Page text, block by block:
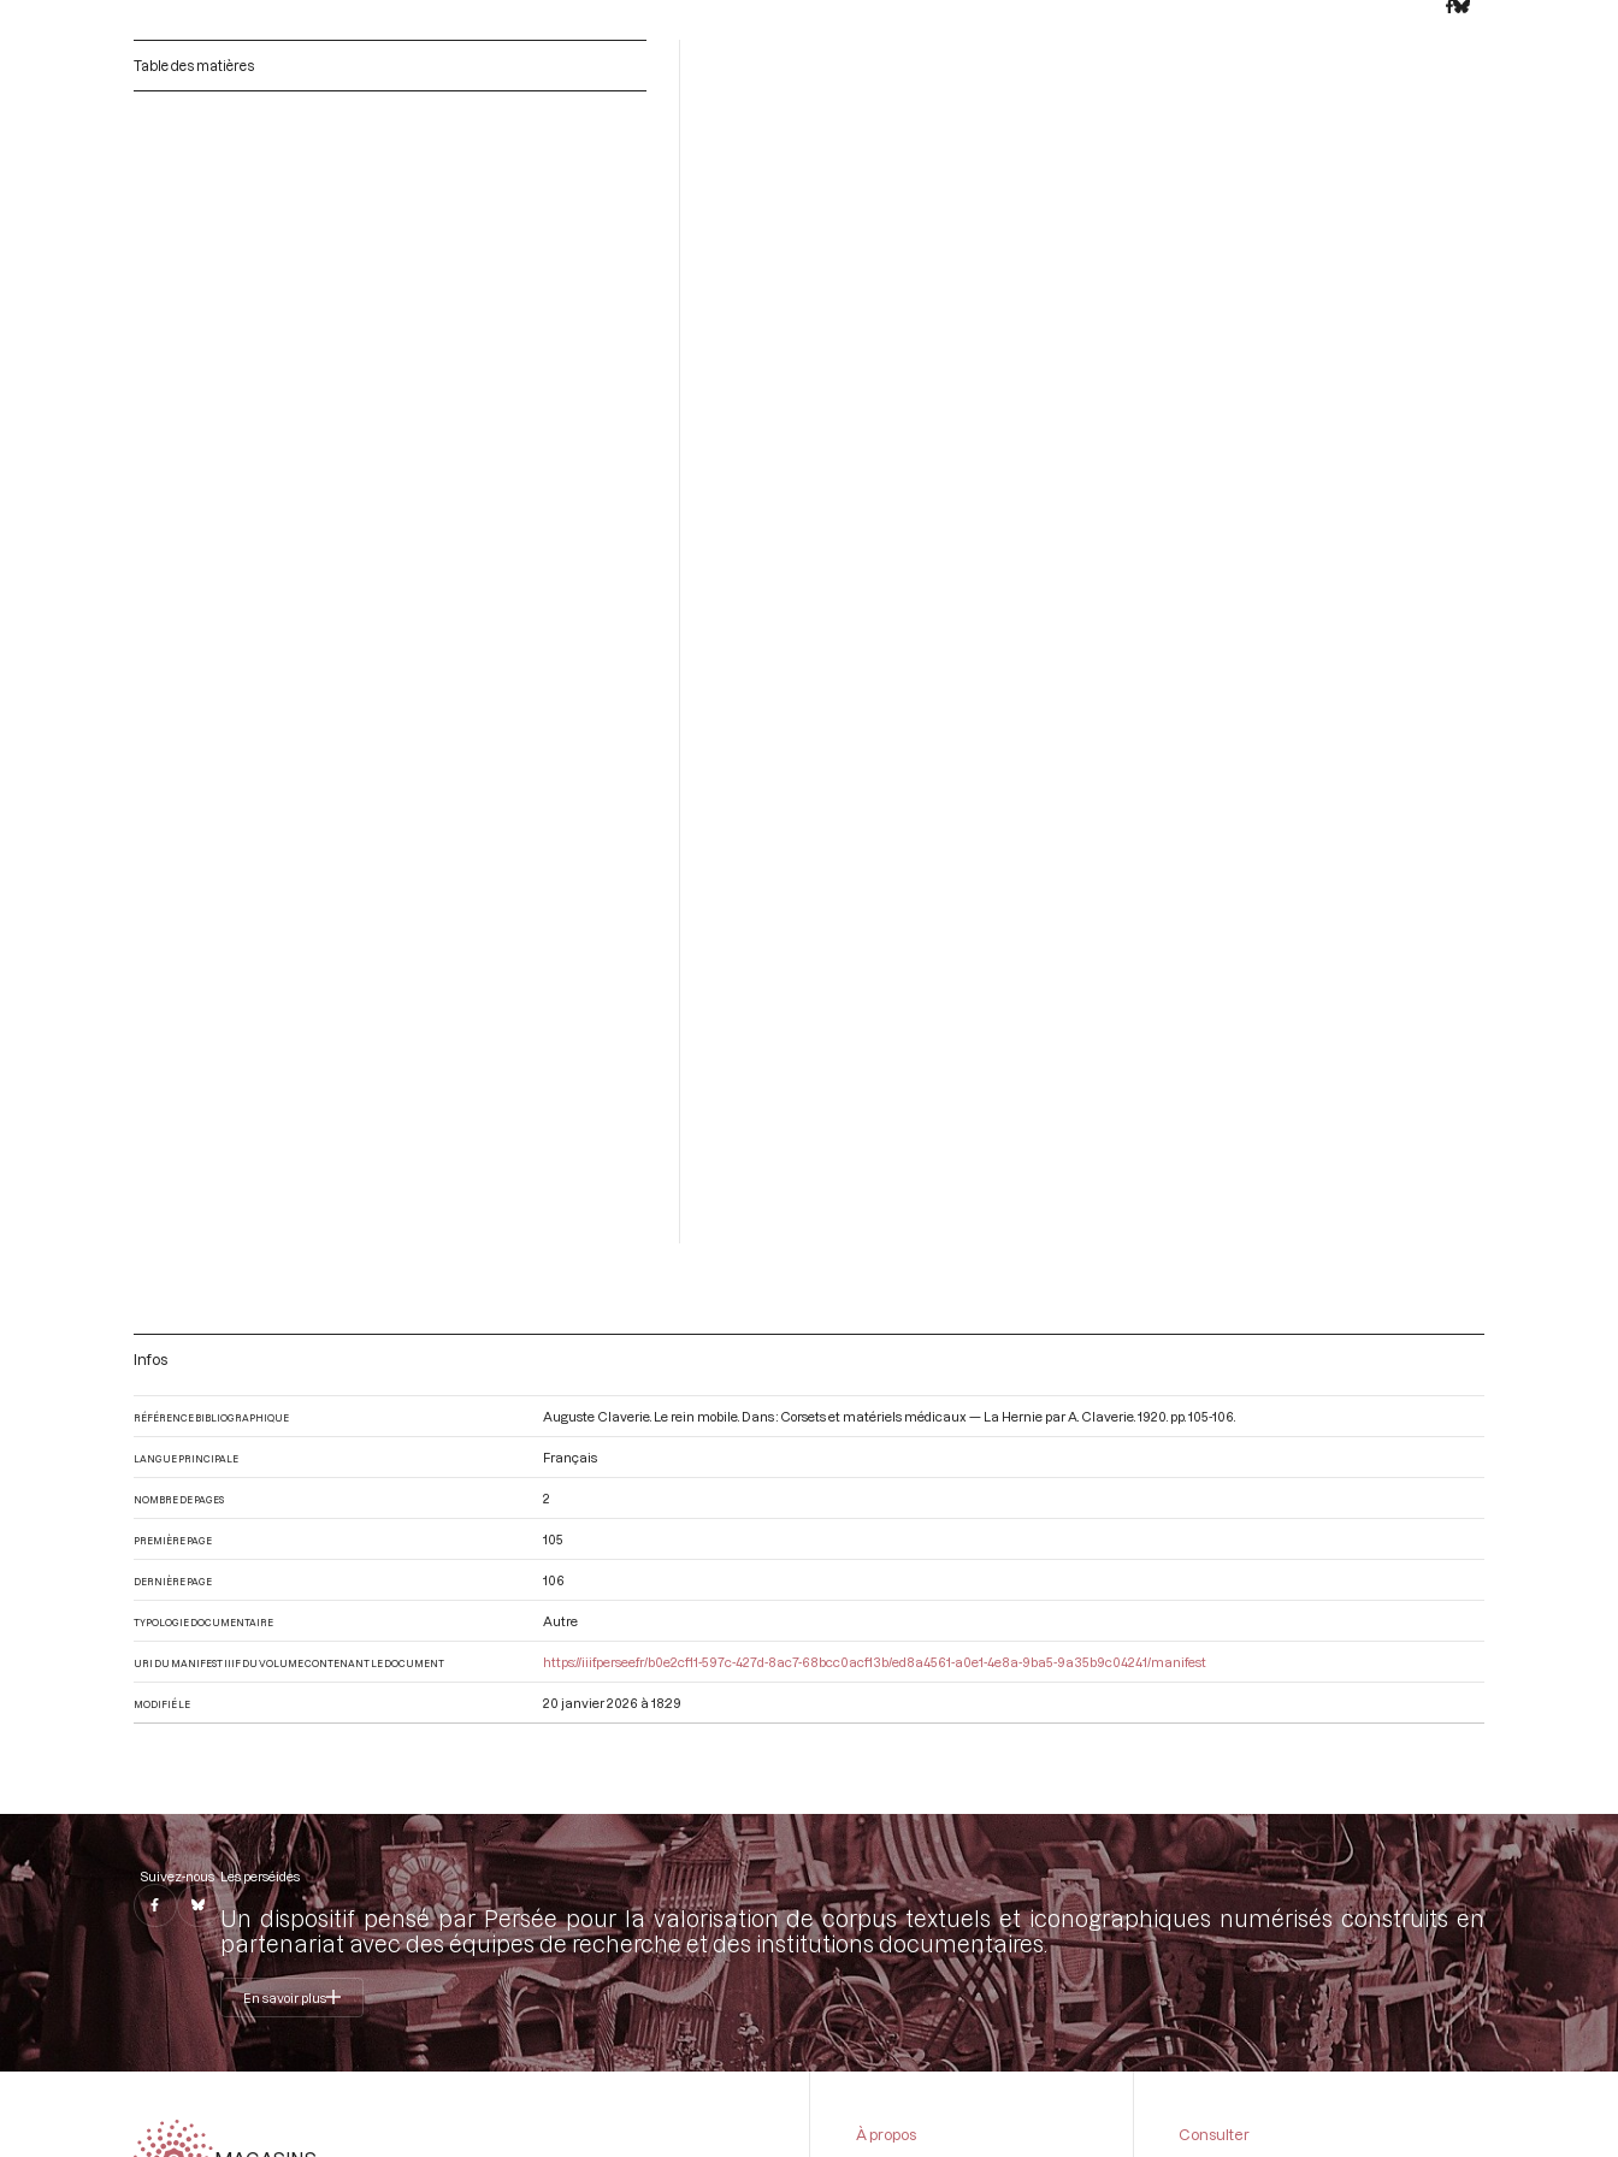
Table des matières
Infos
RÉFÉRENCE BIBLIOGRAPHIQUE Auguste Claverie. Le rein mobile. Dans : Corsets et matériels médicaux — La Hernie par A. Claverie. 1920. pp. 105-106.
LANGUE PRINCIPALE Français
NOMBRE DE PAGES 2
PREMIÈRE PAGE 105
DERNIÈRE PAGE 106
TYPOLOGIE DOCUMENTAIRE Autre
URI DU MANIFEST IIIF DU VOLUME CONTENANT LE DOCUMENT https://iiif.persee.fr/b0e2cf11-597c-427d-8ac7-68bcc0acf13b/ed8a4561-a0e1-4e8a-9ba5-9a35b9c04241/manifest
MODIFIÉ LE 20 janvier 2026 à 18:29
Suivez-nous Les perséides
Un dispositif pensé par Persée pour la valorisation de corpus textuels et iconographiques numérisés construits en
partenariat avec des équipes de recherche et des institutions documentaires.
En savoir plus
À propos
Consulter